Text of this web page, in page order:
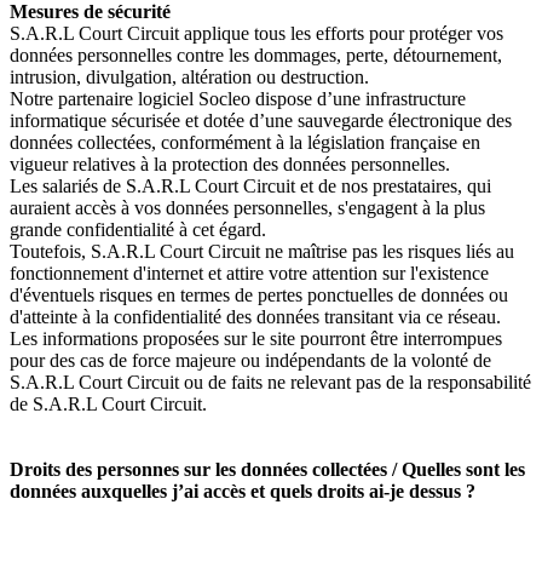
Mesures de sécurité
S.A.R.L Court Circuit applique tous les efforts pour protéger vos
données personnelles contre les dommages, perte, détournement,
intrusion, divulgation, altération ou destruction.
Notre partenaire logiciel Socleo dispose d’une infrastructure
informatique sécurisée et dotée d’une sauvegarde électronique des
données collectées, conformément à la législation française en
vigueur relatives à la protection des données personnelles.
Les salariés de S.A.R.L Court Circuit et de nos prestataires, qui
auraient accès à vos données personnelles, s'engagent à la plus
grande confidentialité à cet égard.
Toutefois, S.A.R.L Court Circuit ne maîtrise pas les risques liés au
fonctionnement d'internet et attire votre attention sur l'existence
d'éventuels risques en termes de pertes ponctuelles de données ou
d'atteinte à la confidentialité des données transitant via ce réseau.
Les informations proposées sur le site pourront être interrompues
pour des cas de force majeure ou indépendants de la volonté de
S.A.R.L Court Circuit ou de faits ne relevant pas de la responsabilité
de S.A.R.L Court Circuit.
Droits des personnes sur les données collectées / Quelles sont les
données auxquelles j’ai accès et quels droits ai-je dessus ?